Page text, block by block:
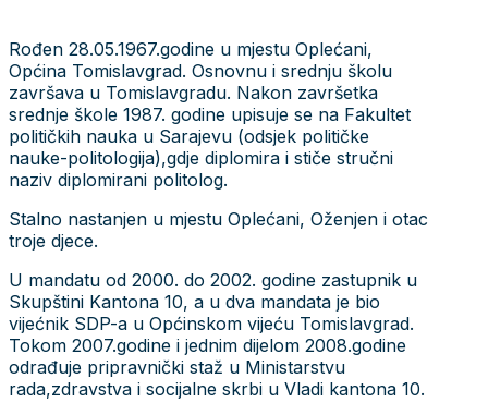
Rođen 28.05.1967.godine u mjestu Oplećani,
Općina Tomislavgrad. Osnovnu i srednju školu
završava u Tomislavgradu. Nakon završetka
srednje škole 1987. godine upisuje se na Fakultet
političkih nauka u Sarajevu (odsjek političke
nauke-politologija),gdje diplomira i stiče stručni
naziv diplomirani politolog.
Stalno nastanjen u mjestu Oplećani, Oženjen i otac
troje djece.
U mandatu od 2000. do 2002. godine zastupnik u
Skupštini Kantona 10, a u dva mandata je bio
vijećnik SDP-a u Općinskom vijeću Tomislavgrad.
Tokom 2007.godine i jednim dijelom 2008.godine
odrađuje pripravnički staž u Ministarstvu
rada,zdravstva i socijalne skrbi u Vladi kantona 10.